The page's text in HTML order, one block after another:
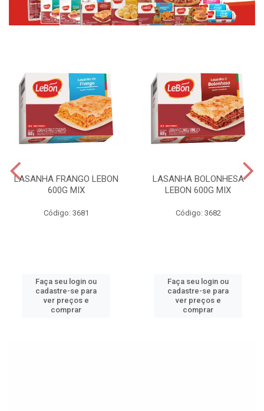
LASANHA FRANGO LEBON
600G MIX
Código: 3681
Faça seu login ou
cadastre-se para
ver preços e
comprar
LASANHA BOLONHESA
LEBON 600G MIX
Código: 3682
Faça seu login ou
cadastre-se para
ver preços e
comprar